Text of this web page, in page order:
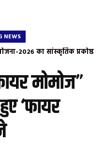
NEWS
2026 का सांस्कृतिक प्रकोष्ठ
गडकरी से की मुलाकात, 125
मोमोज”
‘फायर